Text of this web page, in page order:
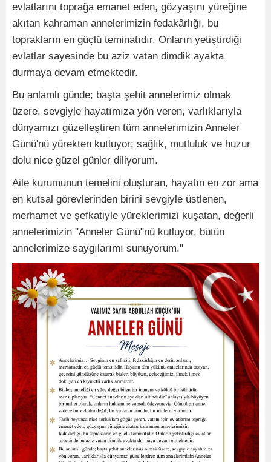
evlatlarını toprağa emanet eden, gözyaşını yüreğine
akıtan kahraman annelerimizin fedakârlığı, bu
toprakların en güçlü teminatıdır. Onların yetiştirdiği
evlatlar sayesinde bu aziz vatan dimdik ayakta
durmaya devam etmektedir.
Bu anlamlı günde; başta şehit annelerimiz olmak
üzere, sevgiyle hayatımıza yön veren, varlıklarıyla
dünyamızı güzelleştiren tüm annelerimizin Anneler
Günü'nü yürekten kutluyor; sağlık, mutluluk ve huzur
dolu nice güzel günler diliyorum.
Aile kurumunun temelini oluşturan, hayatın en zor ama
en kutsal görevlerinden birini sevgiyle üstlenen,
merhamet ve şefkatiyle yüreklerimizi kuşatan, değerli
annelerimizin "Anneler Günü"nü kutluyor, bütün
annelerimize saygılarımı sunuyorum."